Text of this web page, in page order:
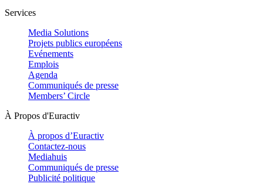
Services
Media Solutions
Projets publics européens
Evénements
Emplois
Agenda
Communiqués de presse
Members’ Circle
À Propos d'Euractiv
À propos d’Euractiv
Contactez-nous
Mediahuis
Communiqués de presse
Publicité politique